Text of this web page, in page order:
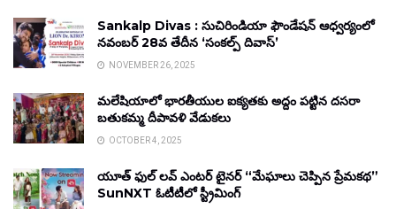
Sankalp Divas : సుచిరిండియా ఫౌండేషన్ ఆధ్వర్యంలో
నవంబర్ 28వ తేదీన ‘సంకల్ప్ దివాస్’
NOVEMBER 26, 2025
మలేషియాలో భారతీయుల ఐక్యతకు అద్దం పట్టిన దసరా
బతుకమ్మ దీపావళి వేడుకలు
OCTOBER 4, 2025
యూత్ ఫుల్ లవ్ ఎంటర్ టైనర్ “మేఘాలు చెప్పిన ప్రేమకథ”
SunNXT ఓటీటీలో స్ట్రీమింగ్